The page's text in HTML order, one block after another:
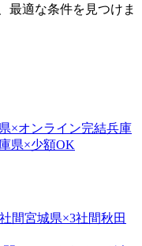
最適な条件を見つけま
×オンライン完結兵庫
県×少額OK
間宮城県×3社間秋田